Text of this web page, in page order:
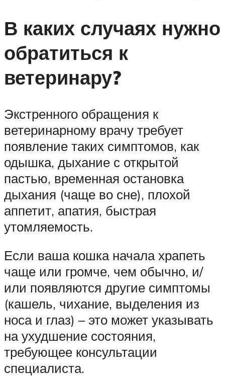
В каких случаях нужно
обратиться к
ветеринару?
Экстренного обращения к
ветеринарному врачу требует
появление таких симптомов, как
одышка, дыхание с открытой
пастью, временная остановка
дыхания (чаще во сне), плохой
аппетит, апатия, быстрая
утомляемость.
Если ваша кошка начала храпеть
чаще или громче, чем обычно, и/
или появляются другие симптомы
(кашель, чихание, выделения из
носа и глаз) – это может указывать
на ухудшение состояния,
требующее консультации
специалиста.